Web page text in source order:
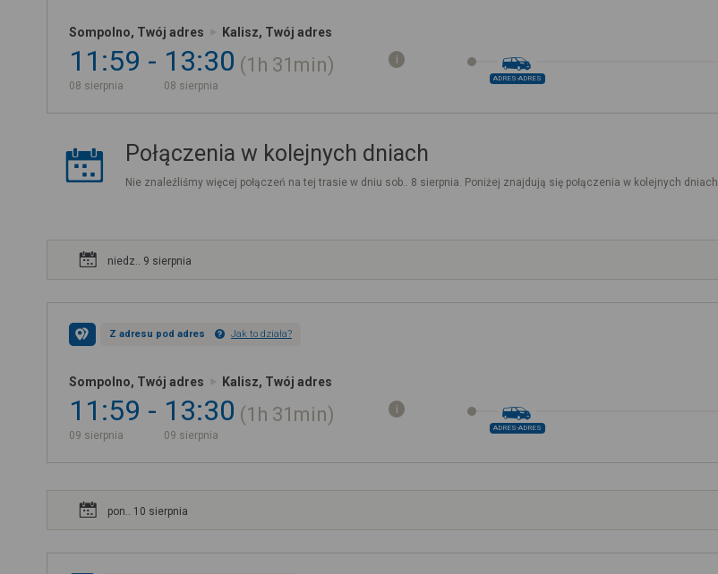
Sompolno, Twój adres Kalisz, Twój adres
11:59
08 sierpnia
13:30
08 sierpnia
1h 31min
ADRES-ADRES
Połączenia w kolejnych dniach
Nie znaleźliśmy więcej połączeń na tej trasie w dniu sob.. 8 sierpnia. Poniżej znajdują się połączenia w kolejnych dniach
niedz.. 9 sierpnia
Z adresu pod adres Jak to działa?
Sompolno, Twój adres Kalisz, Twój adres
11:59
09 sierpnia
13:30
09 sierpnia
1h 31min
ADRES-ADRES
pon.. 10 sierpnia